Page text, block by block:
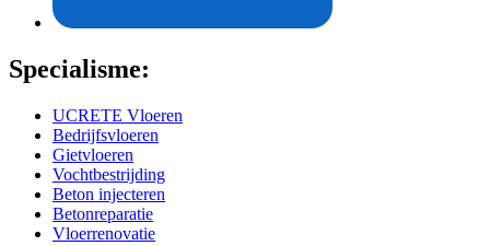
Specialisme:
UCRETE Vloeren
Bedrijfsvloeren
Gietvloeren
Vochtbestrijding
Beton injecteren
Betonreparatie
Vloerrenovatie